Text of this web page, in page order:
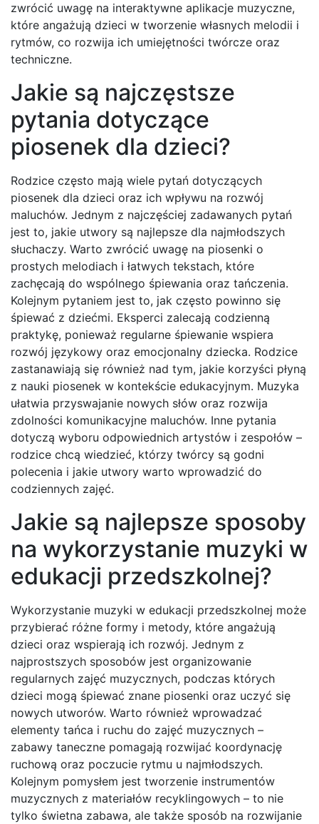
zwrócić uwagę na interaktywne aplikacje muzyczne,
które angażują dzieci w tworzenie własnych melodii i
rytmów, co rozwija ich umiejętności twórcze oraz
techniczne.
Jakie są najczęstsze
pytania dotyczące
piosenek dla dzieci?
Rodzice często mają wiele pytań dotyczących
piosenek dla dzieci oraz ich wpływu na rozwój
maluchów. Jednym z najczęściej zadawanych pytań
jest to, jakie utwory są najlepsze dla najmłodszych
słuchaczy. Warto zwrócić uwagę na piosenki o
prostych melodiach i łatwych tekstach, które
zachęcają do wspólnego śpiewania oraz tańczenia.
Kolejnym pytaniem jest to, jak często powinno się
śpiewać z dziećmi. Eksperci zalecają codzienną
praktykę, ponieważ regularne śpiewanie wspiera
rozwój językowy oraz emocjonalny dziecka. Rodzice
zastanawiają się również nad tym, jakie korzyści płyną
z nauki piosenek w kontekście edukacyjnym. Muzyka
ułatwia przyswajanie nowych słów oraz rozwija
zdolności komunikacyjne maluchów. Inne pytania
dotyczą wyboru odpowiednich artystów i zespołów –
rodzice chcą wiedzieć, którzy twórcy są godni
polecenia i jakie utwory warto wprowadzić do
codziennych zajęć.
Jakie są najlepsze sposoby
na wykorzystanie muzyki w
edukacji przedszkolnej?
Wykorzystanie muzyki w edukacji przedszkolnej może
przybierać różne formy i metody, które angażują
dzieci oraz wspierają ich rozwój. Jednym z
najprostszych sposobów jest organizowanie
regularnych zajęć muzycznych, podczas których
dzieci mogą śpiewać znane piosenki oraz uczyć się
nowych utworów. Warto również wprowadzać
elementy tańca i ruchu do zajęć muzycznych –
zabawy taneczne pomagają rozwijać koordynację
ruchową oraz poczucie rytmu u najmłodszych.
Kolejnym pomysłem jest tworzenie instrumentów
muzycznych z materiałów recyklingowych – to nie
tylko świetna zabawa, ale także sposób na rozwijanie